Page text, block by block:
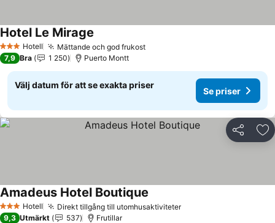
3 StjärnorHotell Mättande och god frukost
Hotel Le Mirage
7,9 Bra 1 250 Puerto Montt
Välj datum för att se exakta priser
Se priser
Dela
3 StjärnorHotell Direkt tillgång till utomhusaktiviteter
Amadeus Hotel Boutique
9,3 Utmärkt 537 Frutillar